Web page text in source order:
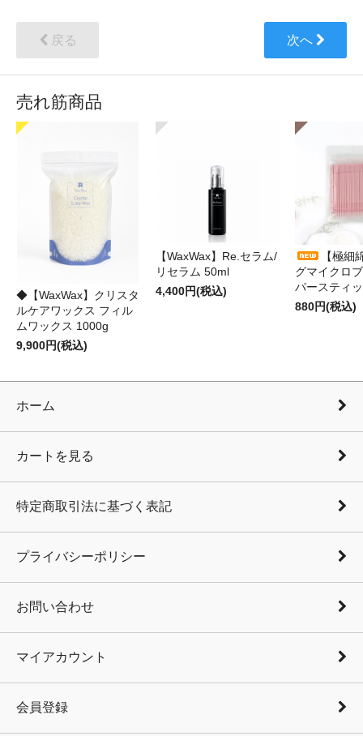
戻る 次へ
売れ筋商品
◆【WaxWax】クリスタ
ルケアワックス フィル
ムワックス 1000g
9,900円(税込)
【WaxWax】Re.セラム/
リセラム 50ml
4,400円(税込)
【極細
グマイクロ
パースティ
880円(税込)
ホーム
カートを見る
特定商取引法に基づく表記
プライバシーポリシー
お問い合わせ
マイアカウント
会員登録